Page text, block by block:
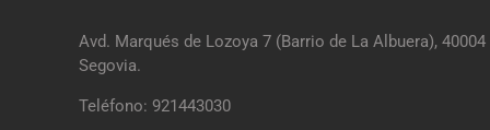
Avd. Marqués de Lozoya 7 (Barrio de La Albuera), 40004
Segovia.
Teléfono: 921443030